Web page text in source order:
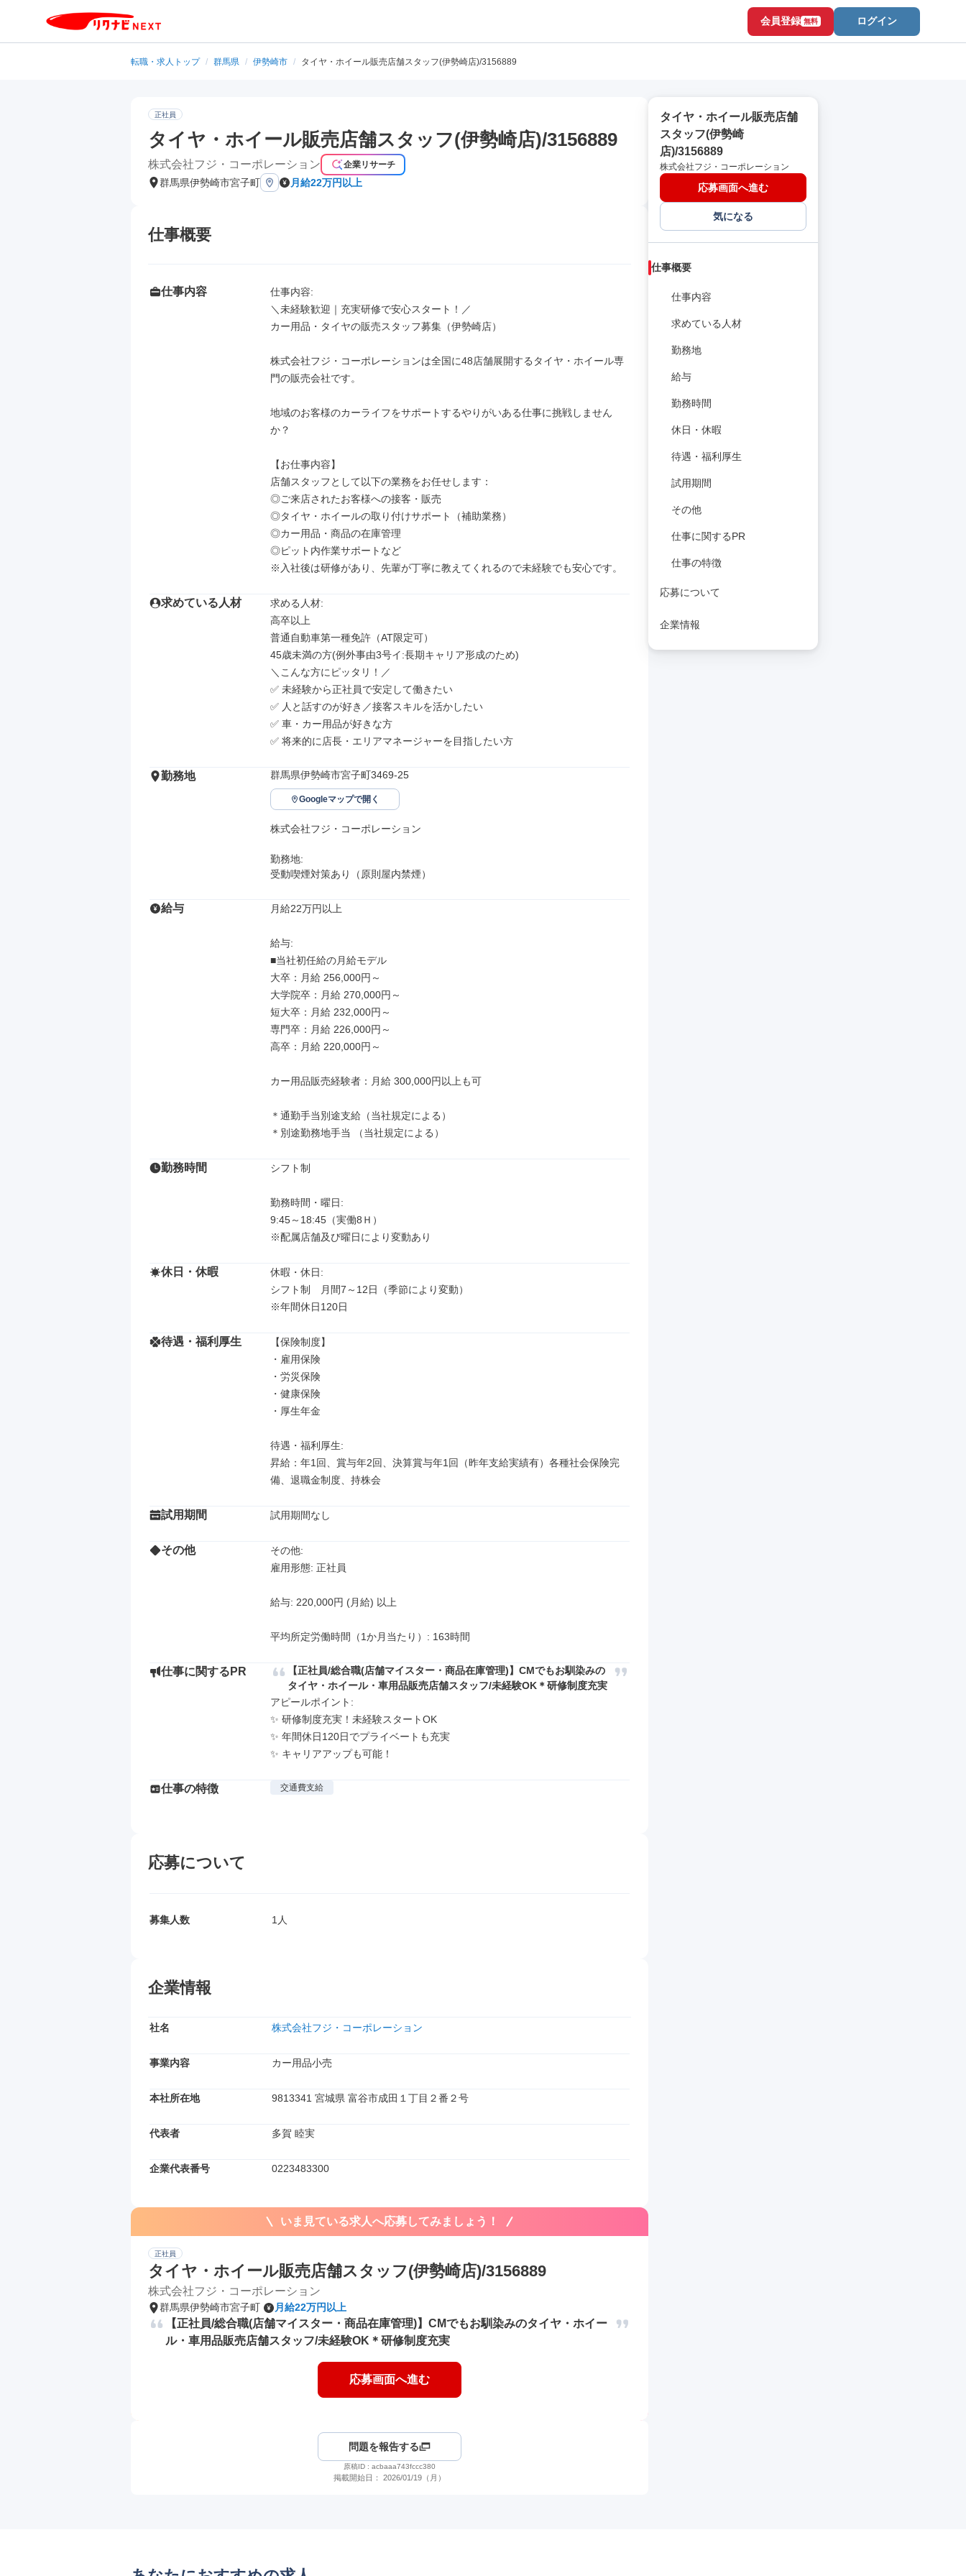
会員登録 無料 ログイン
転職・求人トップ / 群馬県 / 伊勢崎市 / タイヤ・ホイール販売店舗スタッフ(伊勢崎店)/3156889
正社員
タイヤ・ホイール販売店舗スタッフ(伊勢崎店)/3156889
株式会社フジ・コーポレーション 企業リサーチ
群馬県伊勢崎市宮子町 月給22万円以上
仕事概要
仕事内容
仕事内容:
＼未経験歓迎｜充実研修で安心スタート！／
カー用品・タイヤの販売スタッフ募集（伊勢崎店）
株式会社フジ・コーポレーションは全国に48店舗展開するタイヤ・ホイール専
門の販売会社です。
地域のお客様のカーライフをサポートするやりがいある仕事に挑戦しません
か？
【お仕事内容】
店舗スタッフとして以下の業務をお任せします：
◎ご来店されたお客様への接客・販売
◎タイヤ・ホイールの取り付けサポート（補助業務）
◎カー用品・商品の在庫管理
◎ピット内作業サポートなど
※入社後は研修があり、先輩が丁寧に教えてくれるので未経験でも安心です。
求めている人材
求める人材:
高卒以上
普通自動車第一種免許（AT限定可）
45歳未満の方(例外事由3号イ:長期キャリア形成のため)
＼こんな方にピッタリ！／
✅ 未経験から正社員で安定して働きたい
✅ 人と話すのが好き／接客スキルを活かしたい
✅ 車・カー用品が好きな方
✅ 将来的に店長・エリアマネージャーを目指したい方
勤務地 群馬県伊勢崎市宮子町3469-25
Googleマップで開く
株式会社フジ・コーポレーション
勤務地:
受動喫煙対策あり（原則屋内禁煙）
給与 月給22万円以上
給与:
■当社初任給の月給モデル
大卒：月給 256,000円～
大学院卒：月給 270,000円～
短大卒：月給 232,000円～
専門卒：月給 226,000円～
高卒：月給 220,000円～
カー用品販売経験者：月給 300,000円以上も可
＊通勤手当別途支給（当社規定による）
＊別途勤務地手当 （当社規定による）
勤務時間 シフト制
勤務時間・曜日:
9:45～18:45（実働8Ｈ）
※配属店舗及び曜日により変動あり
休日・休暇
休暇・休日:
シフト制　月間7～12日（季節により変動）
※年間休日120日
待遇・福利厚生
【保険制度】
・雇用保険
・労災保険
・健康保険
・厚生年金
待遇・福利厚生:
昇給：年1回、賞与年2回、決算賞与年1回（昨年支給実績有）各種社会保険完
備、退職金制度、持株会
試用期間 試用期間なし
その他
その他:
雇用形態: 正社員
給与: 220,000円 (月給) 以上
平均所定労働時間（1か月当たり）: 163時間
仕事に関するPR
【正社員/総合職(店舗マイスター・商品在庫管理)】CMでもお馴染みの
タイヤ・ホイール・車用品販売店舗スタッフ/未経験OK＊研修制度充実
アピールポイント:
✨ 研修制度充実！未経験スタートOK
✨ 年間休日120日でプライベートも充実
✨ キャリアアップも可能！
仕事の特徴 交通費支給
応募について
募集人数 1人
企業情報
社名 株式会社フジ・コーポレーション
事業内容 カー用品小売
本社所在地 9813341 宮城県 富谷市成田１丁目２番２号
代表者 多賀 睦実
企業代表番号 0223483300
いま見ている求人へ応募してみましょう！
正社員
タイヤ・ホイール販売店舗スタッフ(伊勢崎店)/3156889
株式会社フジ・コーポレーション
群馬県伊勢崎市宮子町 月給22万円以上
【正社員/総合職(店舗マイスター・商品在庫管理)】CMでもお馴染みのタイヤ・ホイー
ル・車用品販売店舗スタッフ/未経験OK＊研修制度充実
応募画面へ進む
問題を報告する
原稿ID : acbaaa743fccc380
掲載開始日： 2026/01/19（月）
タイヤ・ホイール販売店舗
スタッフ(伊勢崎
店)/3156889
株式会社フジ・コーポレーション
応募画面へ進む
気になる
仕事概要
仕事内容
求めている人材
勤務地
給与
勤務時間
休日・休暇
待遇・福利厚生
試用期間
その他
仕事に関するPR
仕事の特徴
応募について
企業情報